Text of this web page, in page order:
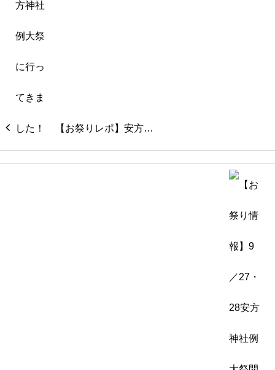
【お祭りレポ】安方…